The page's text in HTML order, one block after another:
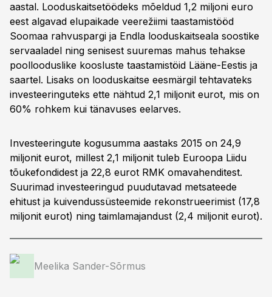
aastal. Looduskaitsetöödeks mõeldud 1,2 miljoni euro
eest algavad elupaikade veerežiimi taastamistööd
Soomaa rahvuspargi ja Endla looduskaitseala soostike
servaaladel ning senisest suuremas mahus tehakse
poollooduslike koosluste taastamistöid Lääne-Eestis ja
saartel. Lisaks on looduskaitse eesmärgil tehtavateks
investeeringuteks ette nähtud 2,1 miljonit eurot, mis on
60% rohkem kui tänavuses eelarves.
Investeeringute kogusumma aastaks 2015 on 24,9
miljonit eurot, millest 2,1 miljonit tuleb Euroopa Liidu
tõukefondidest ja 22,8 eurot RMK omavahenditest.
Suurimad investeeringud puudutavad metsateede
ehitust ja kuivendussüsteemide rekonstrueerimist (17,8
miljonit eurot) ning taimlamajandust (2,4 miljonit eurot).
Meelika Sander-Sõrmus